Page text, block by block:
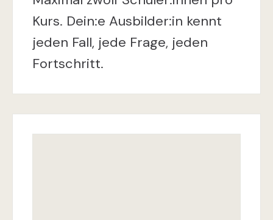
Kurs. Dein:e Ausbilder:in kennt
jeden Fall, jede Frage, jeden
Fortschritt.